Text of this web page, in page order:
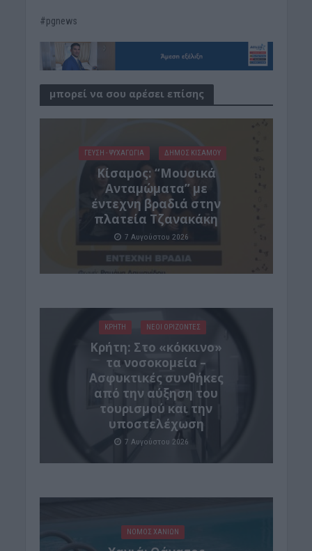
#pgnews
μπορεί να σου αρέσει επίσης
ΓΕΎΣΗ - ΨΥΧΑΓΩΓΊΑ ΔΉΜΟΣ ΚΙΣΆΜΟΥ
Κίσαμος: “Μουσικά
Ανταμώματα” με
έντεχνη βραδιά στην
πλατεία Τζανακάκη
7 Αυγούστου 2026
ΚΡΗΤΗ ΝΕΟΙ ΟΡΙΖΟΝΤΕΣ
Κρήτη: Στο «κόκκινο»
τα νοσοκομεία –
Ασφυκτικές συνθήκες
από την αύξηση του
τουρισμού και την
υποστελέχωση
7 Αυγούστου 2026
ΝΟΜΌΣ ΧΑΝΊΩΝ